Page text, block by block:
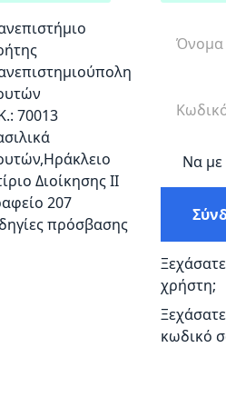
70013
Διοίκησης ΙΙ
207
πρόσβασης
Να με
χρήστη;
κωδικό